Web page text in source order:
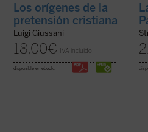
Los orígenes de la
pretensión cristiana
Luigi Giussani
18,00€ IVA incluido
disponible en ebook: